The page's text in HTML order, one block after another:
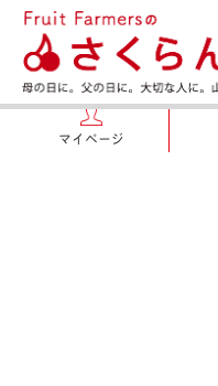
マイページ